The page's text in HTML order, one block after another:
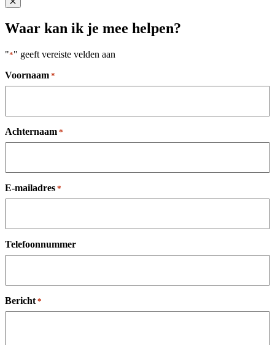
Close popup
Waar kan ik je mee helpen?
"*" geeft vereiste velden aan
Voornaam *
Achternaam *
E-mailadres *
Telefoonnummer
Bericht *